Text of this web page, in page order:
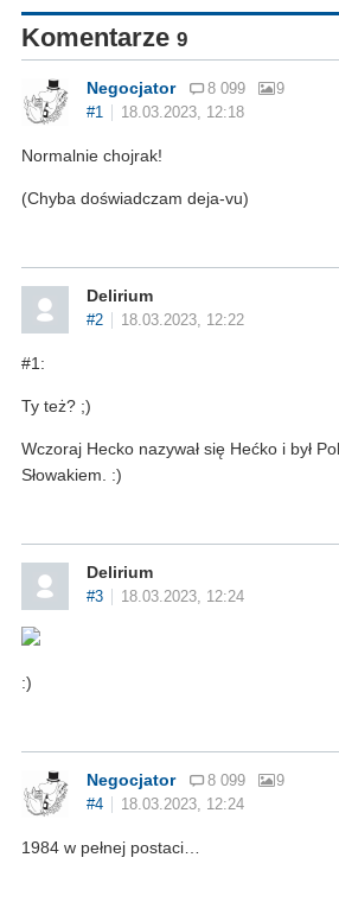
Komentarze 9
Negocjator 8 099
9
#1
18.03.2023, 12:18
Normalnie chojrak!
(Chyba doświadczam deja-vu)
Delirium
#2 18.03.2023, 12:22
#1:
Ty też? ;)
Wczoraj Hecko nazywał się Hećko i był
Słowakiem. :)
Delirium
#3 18.03.2023, 12:24
:)
Negocjator 8 099
9
#4
18.03.2023, 12:24
1984 w pełnej postaci…